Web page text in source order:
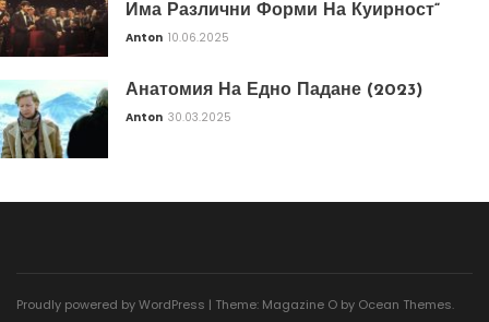
Има Различни Форми На Куирност“
Anton 10.06.2025
Анатомия На Едно Падане (2023)
Anton 30.03.2025
Proudly powered by WordPress | Theme: Magazine O by Ocean Themes.